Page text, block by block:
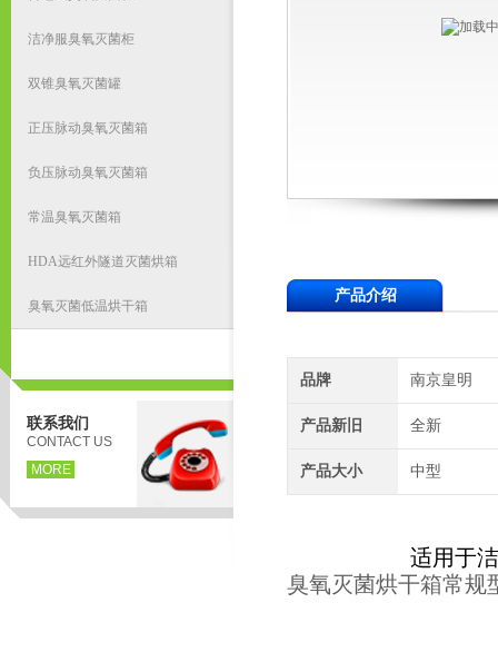
洁净服臭氧灭菌柜
双锥臭氧灭菌罐
正压脉动臭氧灭菌箱
负压脉动臭氧灭菌箱
常温臭氧灭菌箱
HDA远红外隧道灭菌烘箱
臭氧灭菌低温烘干箱
联系我们
CONTACT US
MORE
产品介绍
品牌 南京皇明
产品新旧 全新
产品大小 中型
适用于
臭氧灭菌烘干箱常规